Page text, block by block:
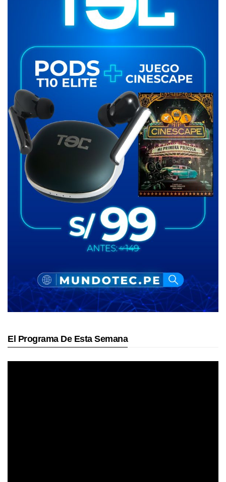
El Programa De Esta Semana